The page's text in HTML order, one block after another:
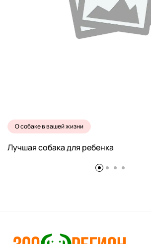
О собаке в вашей жизни
Лучшая собака для ребенка